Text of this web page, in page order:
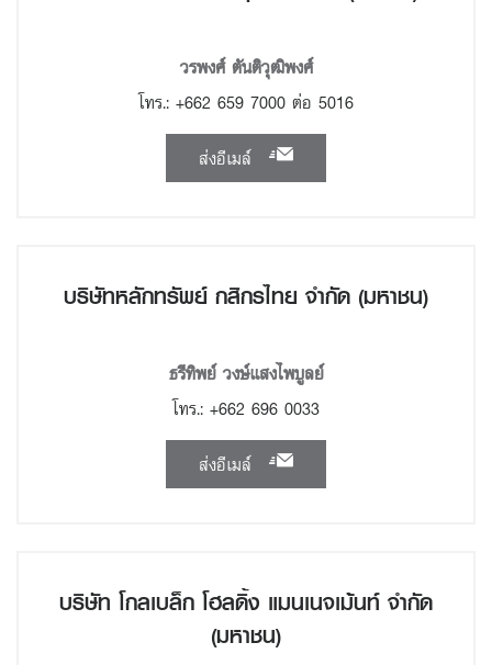
วรพงศ์ ตันติวุฒิพงศ์
โทร.: +662 659 7000 ต่อ 5016
ส่งอีเมล์
บริษัทหลักทรัพย์ กสิกรไทย จำกัด (มหาชน)
ธรีทิพย์ วงษ์แสงไพบูลย์
โทร.: +662 696 0033
ส่งอีเมล์
บริษัท โกลเบล็ก โฮลดิ้ง แมนเนจเม้นท์ จำกัด
(มหาชน)